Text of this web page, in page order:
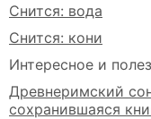
Снится: вода
Снится: кони
Интересное и
Древнеримский
сохранившаяся